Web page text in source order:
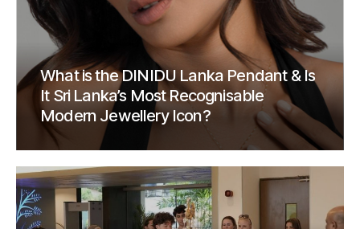
What is the DINIDU Lanka Pendant & Is
It Sri Lanka’s Most Recognisable
Modern Jewellery Icon?